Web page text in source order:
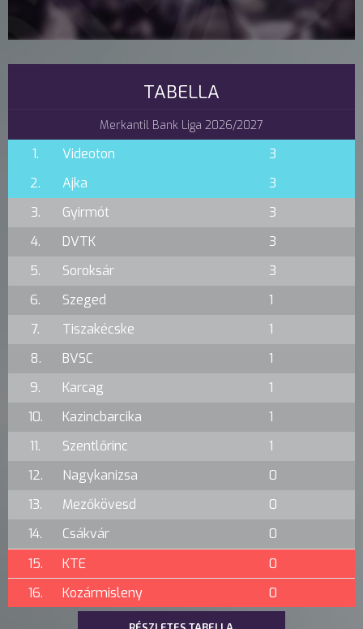
TABELLA
Merkantil Bank Liga 2026/2027
1. Videoton
3
2.
Ajka
3
3.
Gyirmót
3
4.
DVTK
3
5.
Soroksár
3
6.
Szeged
1
7.
Tiszakécske
1
8.
BVSC
1
9.
Karcag
1
10.
Kazincbarcika
1
11.
Szentlőrinc
1
12.
Nagykanizsa
0
13.
Mezőkövesd
0
14.
Csákvár
0
15.
KTE
0
16.
Kozármisleny 0